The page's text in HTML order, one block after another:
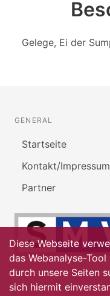
Gelege, Ei der
GENERAL
Startseite
Kontakt/Impressum
Partner
Diese Webseite
das Webanalyse-
durch unsere Seiten
sich hiermit